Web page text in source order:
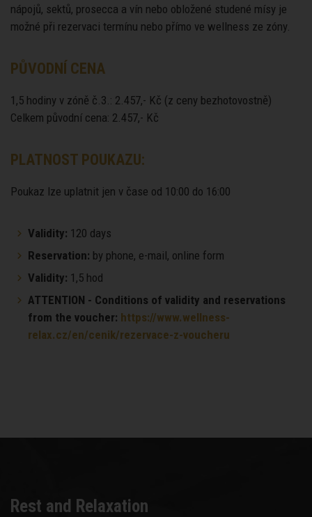
nápojů, sektů, prosecca a vín nebo obložené studené mísy je
možné při rezervaci termínu nebo přímo ve wellness ze zóny.
PŮVODNÍ CENA
1,5 hodiny v zóně č.3.: 2.457,- Kč (z ceny bezhotovostně)
Celkem původní cena: 2.457,- Kč
PLATNOST POUKAZU:
Poukaz lze uplatnit jen v čase od 10:00 do 16:00
Validity: 120 days
Reservation: by phone, e-mail, online form
Validity: 1,5 hod
ATTENTION - Conditions of validity and reservations
from the voucher: https://www.wellness-
relax.cz/en/cenik/rezervace-z-voucheru
Rest and Relaxation